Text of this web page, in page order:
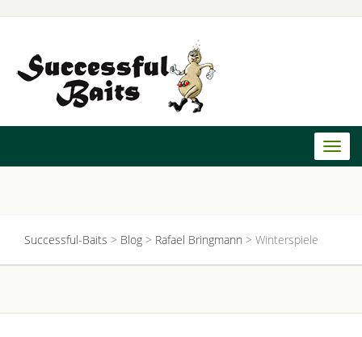
Successful-Baits > Blog > Rafael Bringmann > Winterspiele